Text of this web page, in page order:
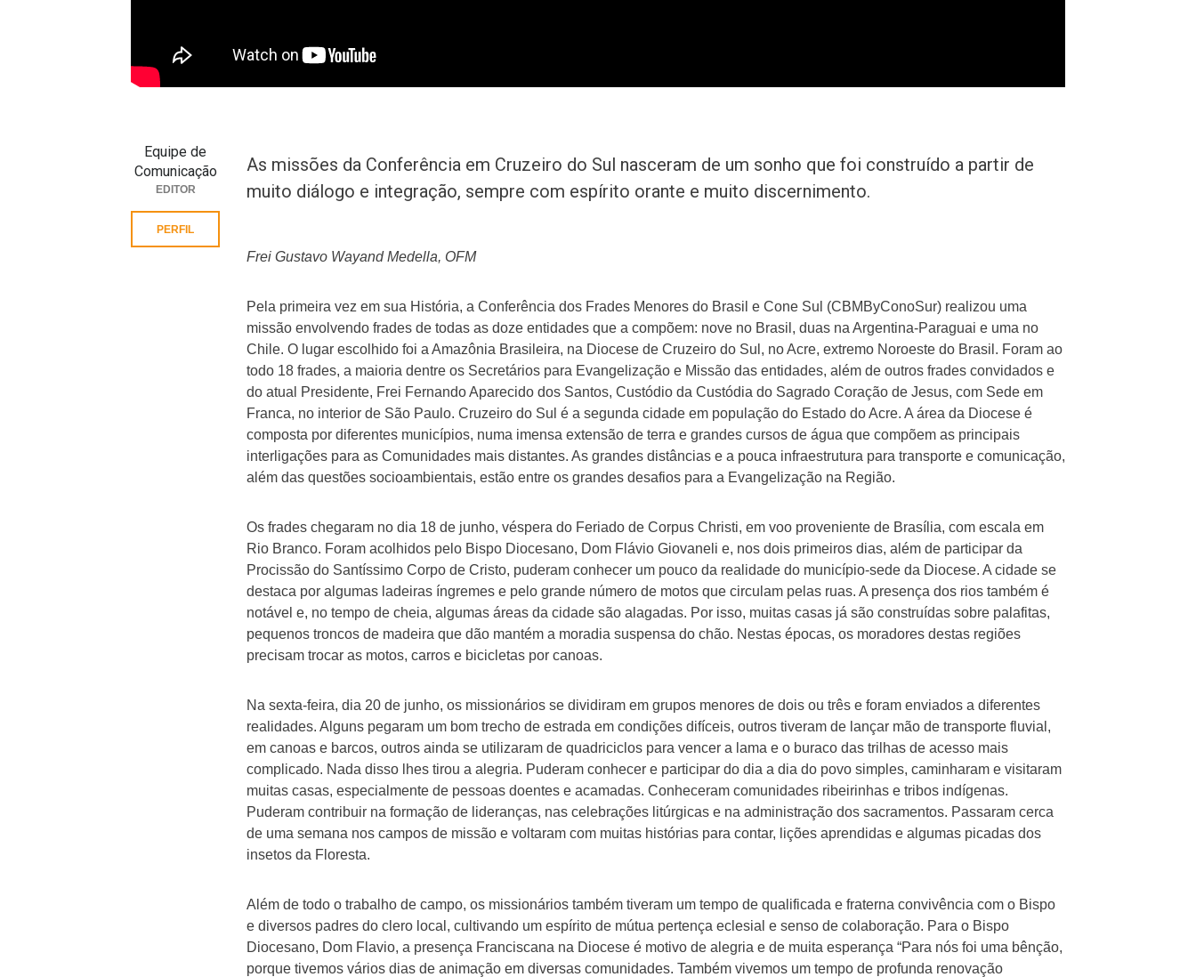
As missões da Conferência em Cruzeiro do Sul nasceram de um sonho que foi construído a partir de
muito diálogo e integração, sempre com espírito orante e muito discernimento.
Frei Gustavo Wayand Medella, OFM
Pela primeira vez em sua História, a Conferência dos Frades Menores do Brasil e Cone Sul (CBMByConoSur) realizou uma
missão envolvendo frades de todas as doze entidades que a compõem: nove no Brasil, duas na Argentina-Paraguai e uma no
Chile. O lugar escolhido foi a Amazônia Brasileira, na Diocese de Cruzeiro do Sul, no Acre, extremo Noroeste do Brasil. Foram ao
todo 18 frades, a maioria dentre os Secretários para Evangelização e Missão das entidades, além de outros frades convidados e
do atual Presidente, Frei Fernando Aparecido dos Santos, Custódio da Custódia do Sagrado Coração de Jesus, com Sede em
Franca, no interior de São Paulo. Cruzeiro do Sul é a segunda cidade em população do Estado do Acre. A área da Diocese é
composta por diferentes municípios, numa imensa extensão de terra e grandes cursos de água que compõem as principais
interligações para as Comunidades mais distantes. As grandes distâncias e a pouca infraestrutura para transporte e comunicação,
além das questões socioambientais, estão entre os grandes desafios para a Evangelização na Região.
Os frades chegaram no dia 18 de junho, véspera do Feriado de Corpus Christi, em voo proveniente de Brasília, com escala em
Rio Branco. Foram acolhidos pelo Bispo Diocesano, Dom Flávio Giovaneli e, nos dois primeiros dias, além de participar da
Procissão do Santíssimo Corpo de Cristo, puderam conhecer um pouco da realidade do município-sede da Diocese. A cidade se
destaca por algumas ladeiras íngremes e pelo grande número de motos que circulam pelas ruas. A presença dos rios também é
notável e, no tempo de cheia, algumas áreas da cidade são alagadas. Por isso, muitas casas já são construídas sobre palafitas,
pequenos troncos de madeira que dão mantém a moradia suspensa do chão. Nestas épocas, os moradores destas regiões
precisam trocar as motos, carros e bicicletas por canoas.
Na sexta-feira, dia 20 de junho, os missionários se dividiram em grupos menores de dois ou três e foram enviados a diferentes
realidades. Alguns pegaram um bom trecho de estrada em condições difíceis, outros tiveram de lançar mão de transporte fluvial,
em canoas e barcos, outros ainda se utilizaram de quadriciclos para vencer a lama e o buraco das trilhas de acesso mais
complicado. Nada disso lhes tirou a alegria. Puderam conhecer e participar do dia a dia do povo simples, caminharam e visitaram
muitas casas, especialmente de pessoas doentes e acamadas. Conheceram comunidades ribeirinhas e tribos indígenas.
Puderam contribuir na formação de lideranças, nas celebrações litúrgicas e na administração dos sacramentos. Passaram cerca
de uma semana nos campos de missão e voltaram com muitas histórias para contar, lições aprendidas e algumas picadas dos
insetos da Floresta.
Além de todo o trabalho de campo, os missionários também tiveram um tempo de qualificada e fraterna convivência com o Bispo
e diversos padres do clero local, cultivando um espírito de mútua pertença eclesial e senso de colaboração. Para o Bispo
Diocesano, Dom Flavio, a presença Franciscana na Diocese é motivo de alegria e de muita esperança “Para nós foi uma bênção,
porque tivemos vários dias de animação em diversas comunidades. Também vivemos um tempo de profunda renovação
Equipe de
Comunicação
EDITOR
PERFIL